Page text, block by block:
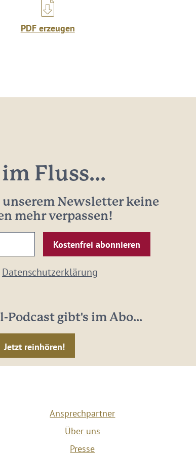
PDF erzeugen
Fluss...
Newsletter keine
mehr verpassen!
Datenschutzerklärung
Podcast gibt's im Abo...
Jetzt reinhören!
Ansprechpartner
Über uns
Presse